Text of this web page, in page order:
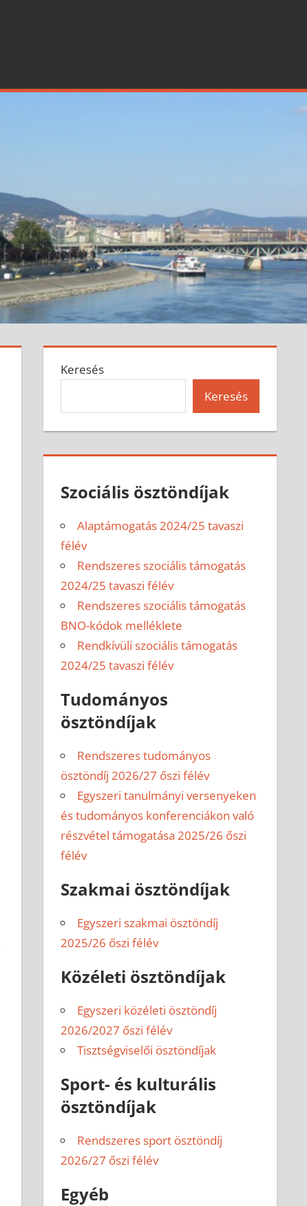
Keresés
Keresés
Szociális ösztöndíjak
Alaptámogatás 2024/25 tavaszi
félév
Rendszeres szociális támogatás
2024/25 tavaszi félév
Rendszeres szociális támogatás
BNO-kódok melléklete
Rendkívüli szociális támogatás
2024/25 tavaszi félév
Tudományos
ösztöndíjak
Rendszeres tudományos
ösztöndíj 2026/27 őszi félév
Egyszeri tanulmányi versenyeken
és tudományos konferenciákon való
részvétel támogatása 2025/26 őszi
félév
Szakmai ösztöndíjak
Egyszeri szakmai ösztöndíj
2025/26 őszi félév
Közéleti ösztöndíjak
Egyszeri közéleti ösztöndíj
2026/2027 őszi félév
Tisztségviselői ösztöndíjak
Sport- és kulturális
ösztöndíjak
Rendszeres sport ösztöndíj
2026/27 őszi félév
Egyéb